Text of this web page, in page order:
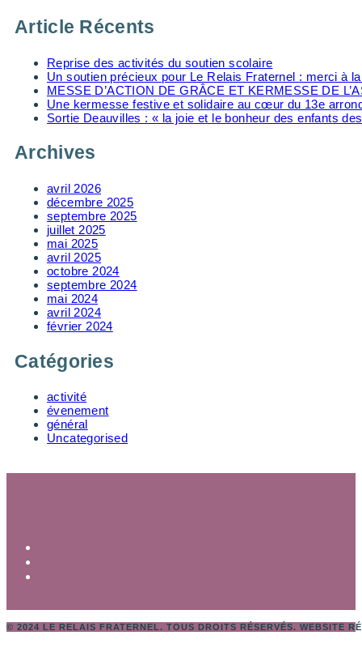
Article Récents
Reprise des activités du soutien scolaire
Un soutien précieux pour Le Relais Fraternel : merci à
MESSE D’ACTION DE GRÂCE ET KERMESSE DE
Une kermesse festive et solidaire au cœur du 13e
Sortie Deauvilles : « la joie et le bonheur des enfants
Archives
avril 2026
décembre 2025
septembre 2025
juillet 2025
mai 2025
avril 2025
octobre 2024
septembre 2024
mai 2024
avril 2024
février 2024
Catégories
activité
évenement
général
Uncategorised
© 2024 LE RELAIS FRATERNEL. TOUS DROITS RÉSERVÉS. WEBSITE